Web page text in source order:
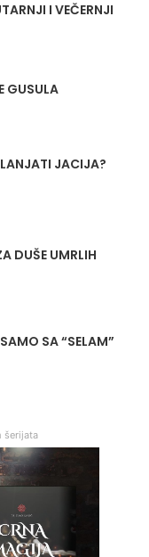
I VEČERNJI
GUSULA
JACIJA?
DUŠE UMRLIH
SA “SELAM”
šerijata